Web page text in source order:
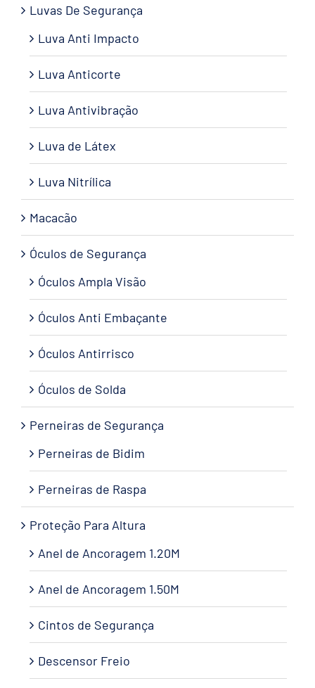
Luvas De Segurança
Luva Anti Impacto
Luva Anticorte
Luva Antivibração
Luva de Látex
Luva Nitrílica
Macacão
Óculos de Segurança
Óculos Ampla Visão
Óculos Anti Embaçante
Óculos Antirrisco
Óculos de Solda
Perneiras de Segurança
Perneiras de Bidim
Perneiras de Raspa
Proteção Para Altura
Anel de Ancoragem 1.20M
Anel de Ancoragem 1.50M
Cintos de Segurança
Descensor Freio